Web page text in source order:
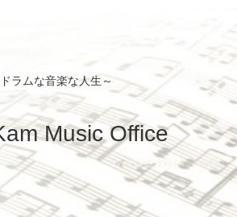
ドラムな音楽な人生～
Music Office